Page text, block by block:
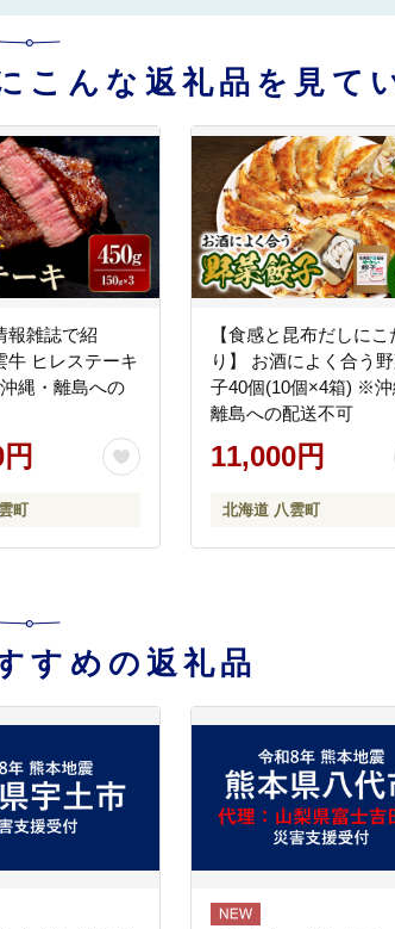
こんな返礼品を見て
報雑誌で紹
牛 ヒレステーキ
縄・離島への
町
【食感と昆布だしにこ
り】 お酒によく合う
子40個(10個×4箱) ※沖
離島への配送不可
11,000円
北海道 八雲町
すめの返礼品